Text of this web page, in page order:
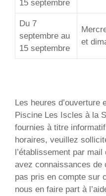
15 septembre
Du 7
septembre au
15 septembre
et
Les heures d’ouverture
Piscine Les Iscles à la
fournies à titre
horaires, veuillez
l’établissement par
avez connaissances de
pas pris en compte sur
nous en faire part à